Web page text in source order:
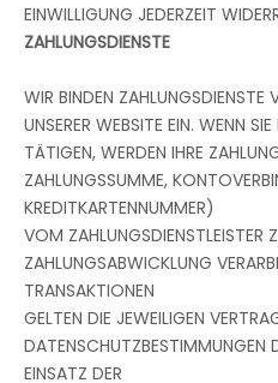
EINWILLIGUNG JEDERZEIT
ZAHLUNGSDIENSTE
WIR BINDEN ZAHLUNGSDIENSTE
UNSERER WEBSITE EIN. WENN
TÄTIGEN, WERDEN IHRE
ZAHLUNGSSUMME,
KREDITKARTENNUMMER)
VOM ZAHLUNGSDIENSTLEISTER
ZAHLUNGSABWICKLUNG
TRANSAKTIONEN
GELTEN DIE JEWEILIGEN
DATENSCHUTZBESTIMMUNGEN
EINSATZ DER